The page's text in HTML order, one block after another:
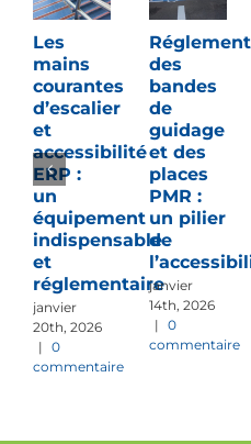
Les
mains
courantes
d’escalier
et
accessibilité
ERP :
un
équipement
indispensable
et
réglementaire
janvier
20th, 2026
| 0
commentaire
des
bandes
de
guidage
et des
places
PMR :
un pilier
de
janvier
14th, 2026
| 0
commentaire